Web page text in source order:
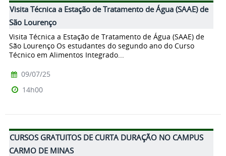
Visita Técnica a Estação de Tratamento de Água (SAAE) de
São Lourenço
Visita Técnica a Estação de Tratamento de Água (SAAE) de
São Lourenço Os estudantes do segundo ano do Curso
Técnico em Alimentos Integrado...
09/07/25
14h00
CURSOS GRATUITOS DE CURTA DURAÇÃO NO CAMPUS
CARMO DE MINAS